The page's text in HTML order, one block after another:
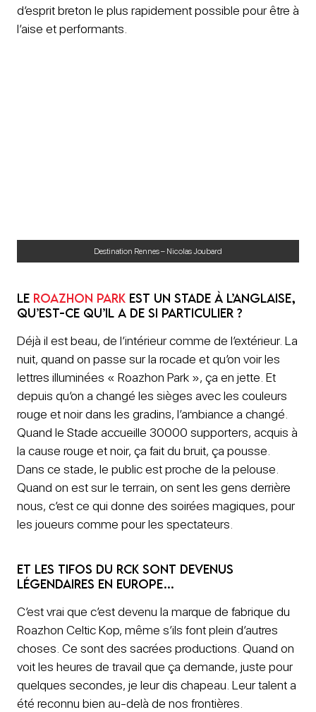
d’esprit breton le plus rapidement possible pour être à
l’aise et performants.
Destination Rennes – Nicolas Joubard
Le Roazhon Park est un stade à l’anglaise,
qu’est-ce qu’il a de si particulier ?
Déjà il est beau, de l’intérieur comme de l’extérieur. La
nuit, quand on passe sur la rocade et qu’on voir les
lettres illuminées « Roazhon Park », ça en jette. Et
depuis qu’on a changé les sièges avec les couleurs
rouge et noir dans les gradins, l’ambiance a changé.
Quand le Stade accueille 30000 supporters, acquis à
la cause rouge et noir, ça fait du bruit, ça pousse.
Dans ce stade, le public est proche de la pelouse.
Quand on est sur le terrain, on sent les gens derrière
nous, c’est ce qui donne des soirées magiques, pour
les joueurs comme pour les spectateurs.
Et les tifos du RCK sont devenus
légendaires en Europe…
C’est vrai que c’est devenu la marque de fabrique du
Roazhon Celtic Kop, même s’ils font plein d’autres
choses. Ce sont des sacrées productions. Quand on
voit les heures de travail que ça demande, juste pour
quelques secondes, je leur dis chapeau. Leur talent a
été reconnu bien au-delà de nos frontières.